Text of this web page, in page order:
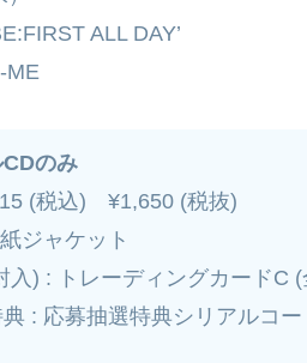
ALL DAY’
ME
のみ
(税込) ¥1,650 (税抜)
ジャケット
入) : トレーディングカードC
: 応募抽選特典シリアルコー